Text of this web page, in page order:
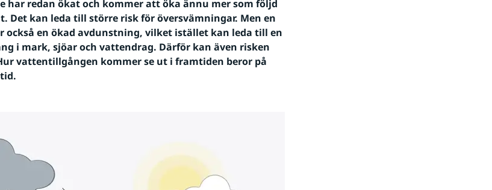
har redan ökat och kommer att öka ännu mer som följd
Det kan leda till större risk för översvämningar. Men en
också en ökad avdunstning, vilket istället kan leda till en
i mark, sjöar och vattendrag. Därför kan även risken
vattentillgången kommer se ut i framtiden beror på